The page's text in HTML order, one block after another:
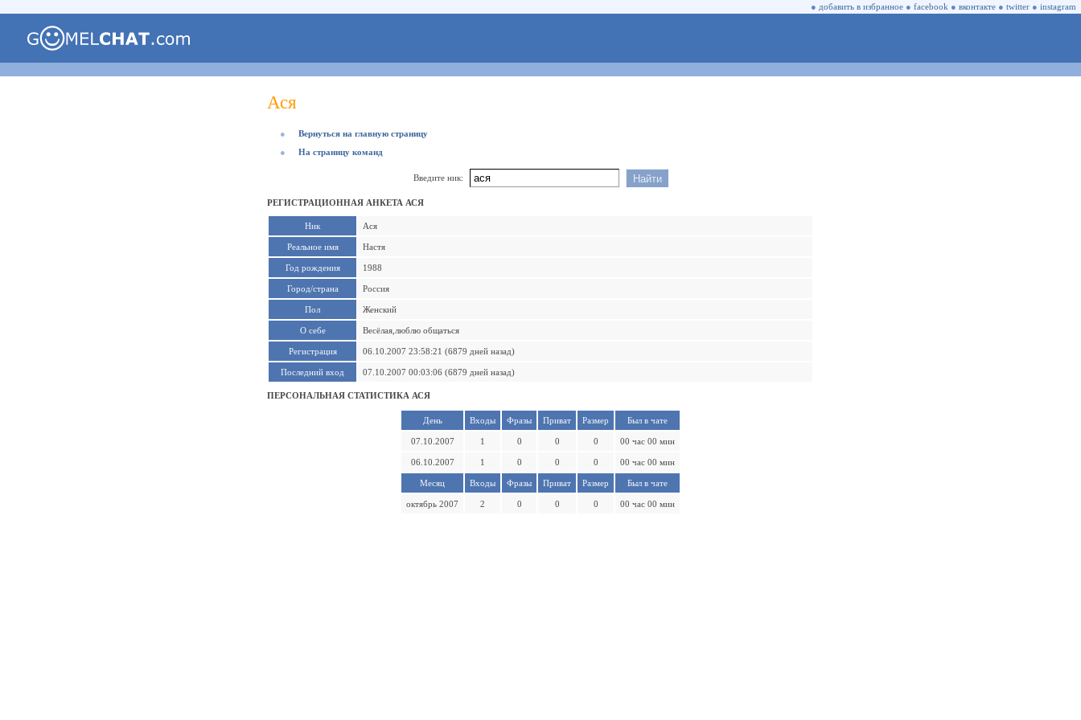
● добавить в избранное ● facebook ● вконтакте ● twitter ● instagram
Ася
●
Вернуться на главную страницу
●
На страницу команд
Введите ник:
РЕГИСТРАЦИОННАЯ АНКЕТА АСЯ
Ник Ася
Реальное имя Настя
Год рождения 1988
Город/страна Россия
Пол Женский
О себе Весёлая,люблю общаться
Регистрация 06.10.2007 23:58:21 (6879 дней назад)
Последний вход 07.10.2007 00:03:06 (6879 дней назад)
ПЕРСОНАЛЬНАЯ СТАТИСТИКА АСЯ
День Входы Фразы Приват Размер Был в чате
07.10.2007 1 0 0 0 00 час 00 мин
06.10.2007 1 0 0 0 00 час 00 мин
Месяц Входы Фразы Приват Размер Был в чате
октябрь 2007 2 0 0 0 00 час 00 мин